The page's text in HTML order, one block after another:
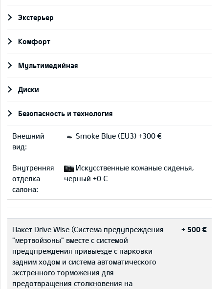
Экстерьер
Комфорт
Мультимедийная
Диски
Безопасность и технология
Внешний
вид:
Smoke Blue (EU3) +300 €
Внутренняя
отделка
салона:
Искусственные кожаные сиденья,
черный +0 €
Пакет Drive Wise (Система предупреждения
"мертвойзоны" вместе с системой
предупреждения привыезде с парковки
задним ходом и cистема автоматического
экстренного торможения для
предотвращения столкновения на
+ 500 €